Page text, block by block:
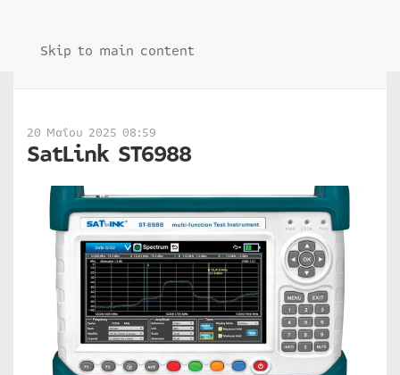
Skip to main content
20 Μαΐου 2025 08:59
SatLink ST6988